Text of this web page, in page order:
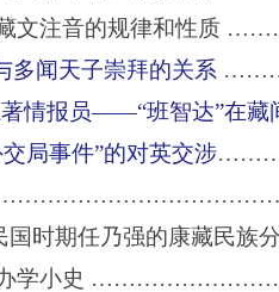
》藏文注音的规
多闻天子崇拜的关系
情报员——“班智达”在藏
局事件”的对英交涉
考论
国时期任乃强的康藏民族
学校办学小史